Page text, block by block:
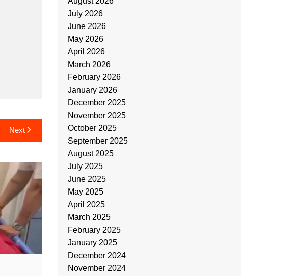
Next
July 2026
June 2026
May 2026
April 2026
March 2026
February 2026
January 2026
December 2025
November 2025
October 2025
September 2025
August 2025
July 2025
June 2025
May 2025
April 2025
March 2025
February 2025
January 2025
December 2024
November 2024